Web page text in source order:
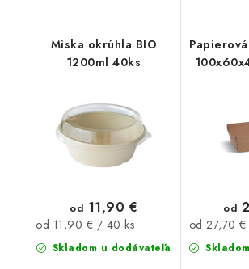
Miska okrúhla BIO
1200ml 40ks
Skladom u dodávateľa
od 11,90 €
Jednotková
cena:
od 11,90 € / 40 ks
od
Jednotková
cena:
od 27,70